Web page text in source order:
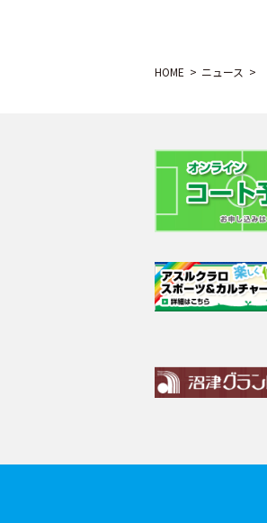
HOME ニュース